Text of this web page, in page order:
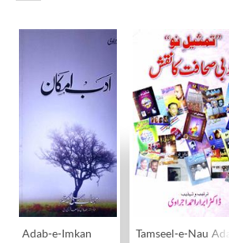
Adab-e-Imkan Tamseel-e-Nau